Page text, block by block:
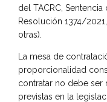
del TACRC,
Resolución 1374/
otras).
La mesa de
proporcionalidad
contratar no debe ser
previstas en la